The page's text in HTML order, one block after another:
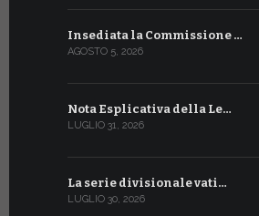
Insediata la Commissione …
AGOSTO 5, 2026
Nota Esplicativa della Le…
LUGLIO 31, 2026
La serie divisionale vati…
LUGLIO 30, 2026